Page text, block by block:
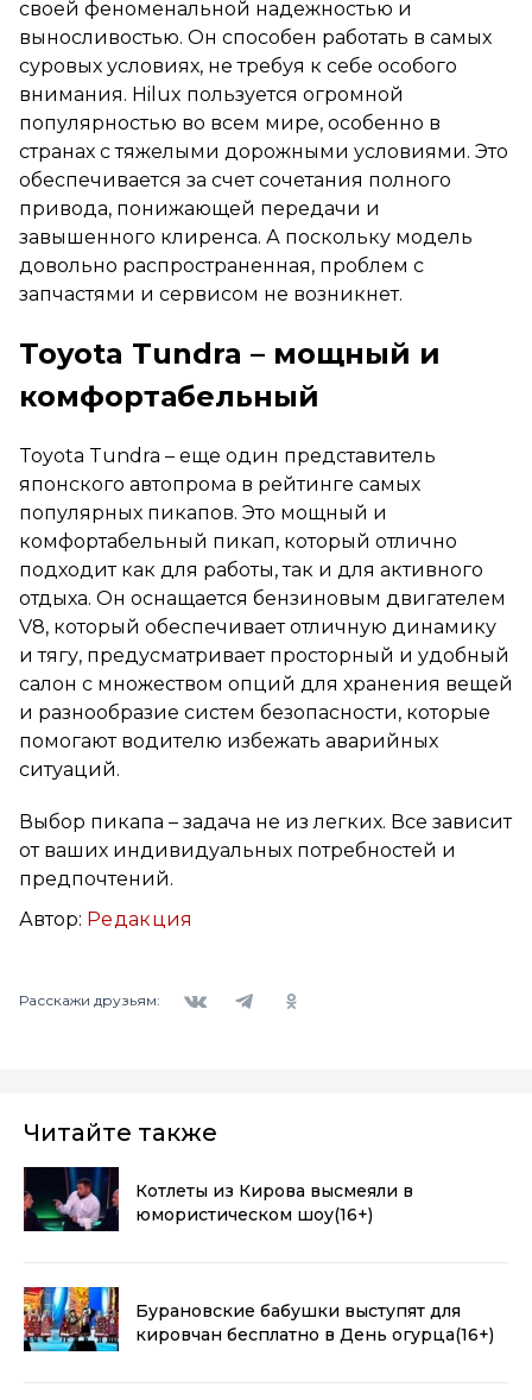
своей феноменальной надежностью и
выносливостью. Он способен работать в самых
суровых условиях, не требуя к себе особого
внимания. Hilux пользуется огромной
популярностью во всем мире, особенно в
странах с тяжелыми дорожными условиями. Это
обеспечивается за счет сочетания полного
привода, понижающей передачи и
завышенного клиренса. А поскольку модель
довольно распространенная, проблем с
запчастями и сервисом не возникнет.
Toyota Tundra – мощный и
комфортабельный
Toyota Tundra – еще один представитель
японского автопрома в рейтинге самых
популярных пикапов. Это мощный и
комфортабельный пикап, который отлично
подходит как для работы, так и для активного
отдыха. Он оснащается бензиновым двигателем
V8, который обеспечивает отличную динамику
и тягу, предусматривает просторный и удобный
салон с множеством опций для хранения вещей
и разнообразие систем безопасности, которые
помогают водителю избежать аварийных
ситуаций.
Выбор пикапа – задача не из легких. Все зависит
от ваших индивидуальных потребностей и
предпочтений.
Автор: Редакция
Расскажи друзьям:
Читайте также
Котлеты из Кирова высмеяли в
юмористическом шоу(16+)
Бурановские бабушки выступят для
кировчан бесплатно в День огурца(16+)